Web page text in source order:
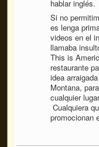
hablar inglés.
Si no
es lenga
videos en el
llamaba
This is
restaurante
idea
Montana,
cualquier
Cualquiera
promocionan